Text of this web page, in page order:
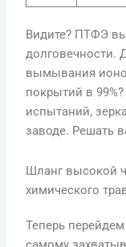
Видите? ПТФЭ
долговечности.
вымывания
покрытий в
испытаний,
заводе. Решать
Шланг высокой
химического
Теперь